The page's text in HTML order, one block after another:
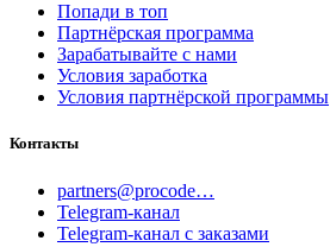
Попади в топ
Партнёрская программа
Зарабатывайте с нами
Условия заработка
Условия партнёрской программы
Контакты
partners@procode…
Telegram-канал
Telegram-канал с заказами